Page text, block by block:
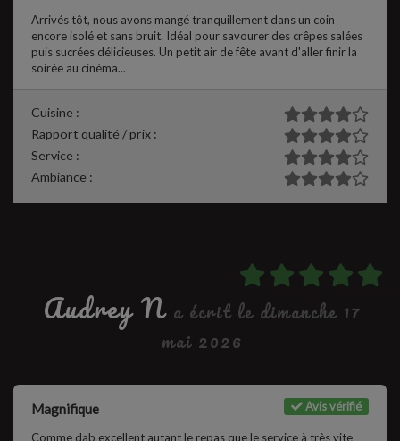
Arrivés tôt, nous avons mangé tranquillement dans un coin
encore isolé et sans bruit. Idéal pour savourer des crêpes salées
puis sucrées délicieuses. Un petit air de fête avant d'aller finir la
soirée au cinéma...
Cuisine :
Rapport qualité / prix :
Service :
Ambiance :
Audrey N a écrit le dimanche 17
mai 2026
Avis vérifié
Magnifique
Comme dab excellent autant le repas que le service à très vite